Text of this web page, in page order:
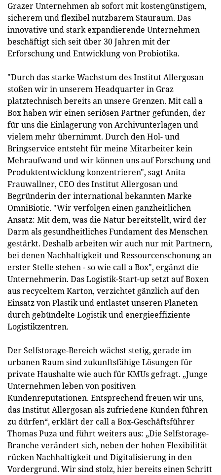
Grazer Unternehmen ab sofort mit kostengünstigem,
sicherem und flexibel nutzbarem Stauraum. Das
innovative und stark expandierende Unternehmen
beschäftigt sich seit über 30 Jahren mit der
Erforschung und Entwicklung von Probiotika.
"Durch das starke Wachstum des Institut Allergosan
stoßen wir in unserem Headquarter in Graz
platztechnisch bereits an unsere Grenzen. Mit call a
Box haben wir einen seriösen Partner gefunden, der
für uns die Einlagerung von Archivunterlagen und
vielem mehr übernimmt. Durch den Hol- und
Bringservice entsteht für meine Mitarbeiter kein
Mehraufwand und wir können uns auf Forschung und
Produktentwicklung konzentrieren", sagt Anita
Frauwallner, CEO des Institut Allergosan und
Begründerin der international bekannten Marke
OmniBiotic. "Wir verfolgen einen ganzheitlichen
Ansatz: Mit dem, was die Natur bereitstellt, wird der
Darm als gesundheitliches Fundament des Menschen
gestärkt. Deshalb arbeiten wir auch nur mit Partnern,
bei denen Nachhaltigkeit und Ressourcenschonung an
erster Stelle stehen - so wie call a Box", ergänzt die
Unternehmerin. Das Logistik-Start-up setzt auf Boxen
aus recyceltem Karton, verzichtet gänzlich auf den
Einsatz von Plastik und entlastet unseren Planeten
durch gebündelte Logistik und energieeffiziente
Logistikzentren.
Der Selfstorage-Bereich wächst stetig, gerade im
urbanen Raum sind zukunftsfähige Lösungen für
private Haushalte wie auch für KMUs gefragt. „Junge
Unternehmen leben von positiven
Kundenreputationen. Entsprechend freuen wir uns,
das Institut Allergosan als zufriedene Kunden führen
zu dürfen“, erklärt der call a Box-Geschäftsführer
Thomas Puza und führt weiters aus: „Die Selfstorage-
Branche verändert sich, neben der hohen Flexibilität
rücken Nachhaltigkeit und Digitalisierung in den
Vordergrund. Wir sind stolz, hier bereits einen Schritt